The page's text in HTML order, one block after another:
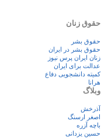
حقوق زنان
حقوق بشر
حقوق بشر در ایران
زنان ايران پرس نيوز
عدالت برای ایران
کمیته دانشجویی دفاع
هرانا
وبلاگ
آذرخش
اصغر ارسنگ
باچه آزره
حسین یزدانی